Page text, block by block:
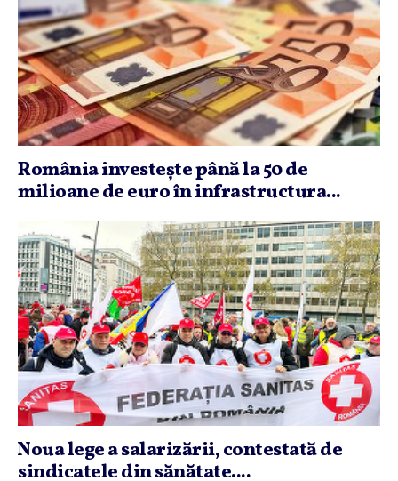
România investeşte până la 50 de
milioane de euro în infrastructura...
Noua lege a salarizării, contestată de
sindicatele din sănătate....